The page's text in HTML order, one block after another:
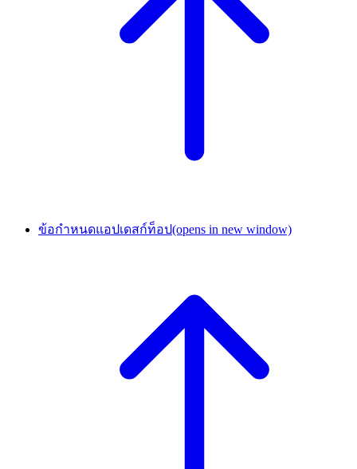
ข้อกำหนดแอปเดสก์ท็อป(opens in new window)